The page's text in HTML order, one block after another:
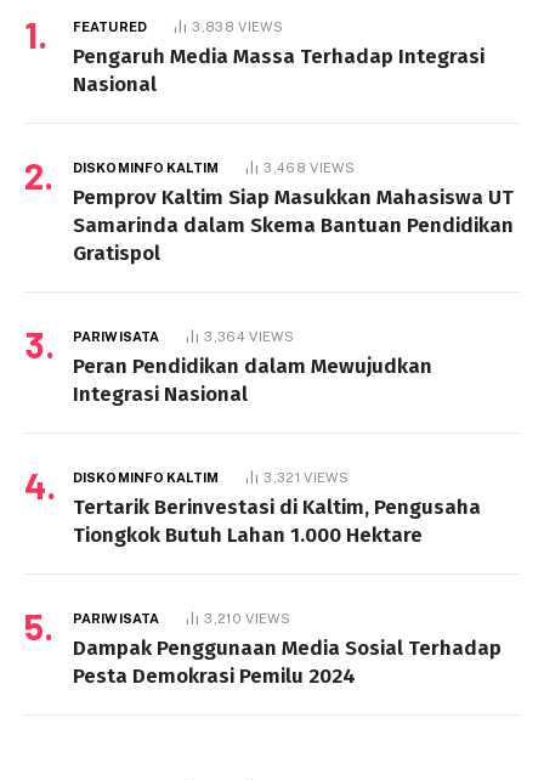
FEATURED 3,838VIEWS
Pengaruh Media Massa Terhadap Integrasi
Nasional
DISKOMINFO KALTIM 3,468VIEWS
Pemprov Kaltim Siap Masukkan Mahasiswa UT
Samarinda dalam Skema Bantuan Pendidikan
Gratispol
PARIWISATA 3,364VIEWS
Peran Pendidikan dalam Mewujudkan
Integrasi Nasional
DISKOMINFO KALTIM 3,321VIEWS
Tertarik Berinvestasi di Kaltim, Pengusaha
Tiongkok Butuh Lahan 1.000 Hektare
PARIWISATA 3,210VIEWS
Dampak Penggunaan Media Sosial Terhadap
Pesta Demokrasi Pemilu 2024